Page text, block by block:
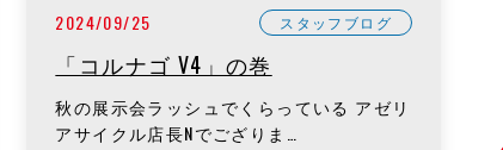
2024/09/25 スタッフブログ
「コルナゴ V4」の巻
秋の展示会ラッシュでくらっている アゼリ
アサイクル店長Nでござりま…